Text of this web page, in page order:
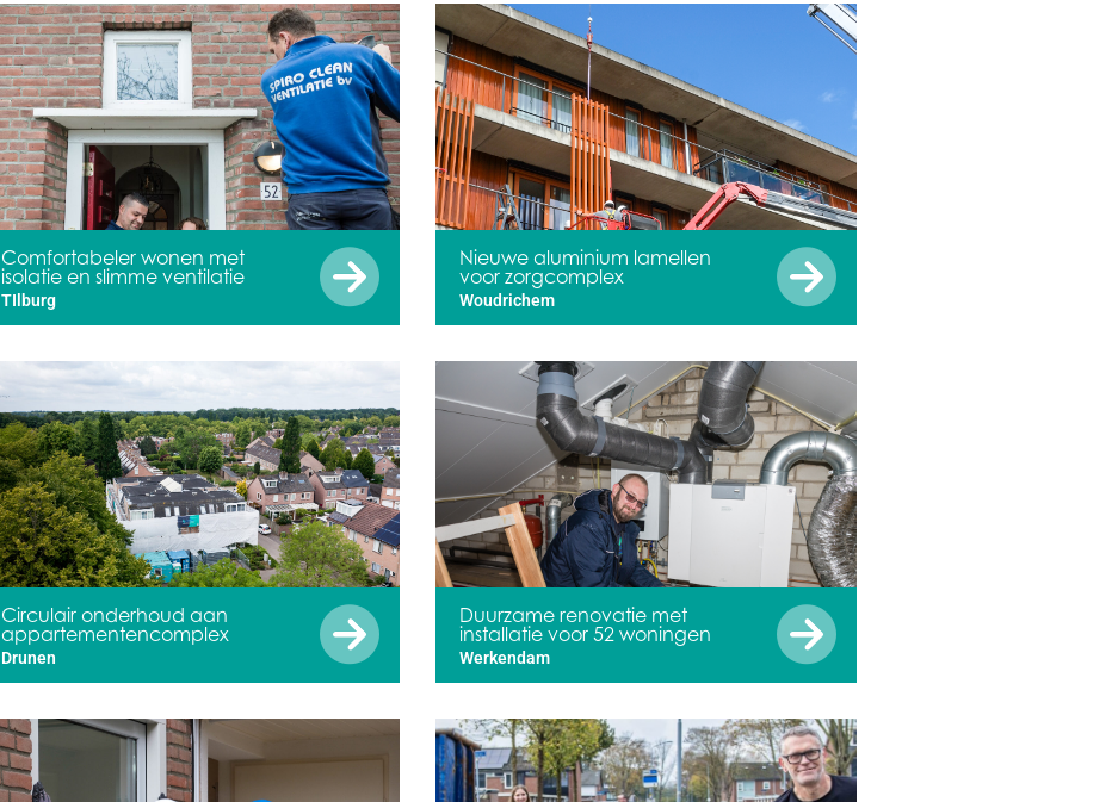
Comfortabeler wonen met
isolatie en slimme ventilatie
TIlburg
Nieuwe aluminium lamellen
voor zorgcomplex
Woudrichem
Circulair onderhoud aan
appartementencomplex
Drunen
Duurzame renovatie met
installatie voor 52 woningen
Werkendam